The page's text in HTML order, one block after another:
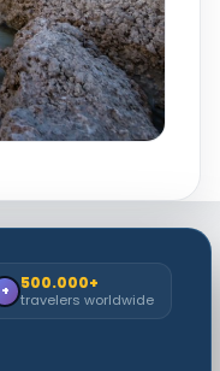
+ 500.000+
travelers worldwide